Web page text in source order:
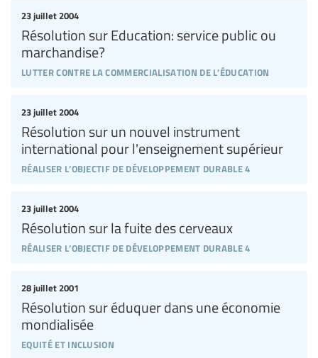
lutter contre la commercialisation de l’éducation
23 juillet 2004
Résolution sur Education: service public ou
marchandise?
réaliser l’objectif de développement durable 4
23 juillet 2004
Résolution sur un nouvel instrument
international pour l'enseignement supérieur
réaliser l’objectif de développement durable 4
23 juillet 2004
Résolution sur la fuite des cerveaux
equité et inclusion
28 juillet 2001
Résolution sur éduquer dans une économie
mondialisée